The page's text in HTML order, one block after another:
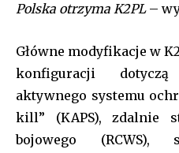
Polska otrzyma K2PL –
Główne modyfikacje w
konfiguracji
aktywnego systemu
kill” (KAPS), zdalnie
bojowego (RCWS),